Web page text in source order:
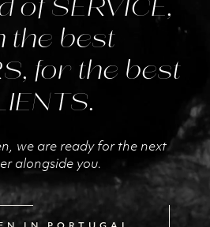
of SERVICE,
the best
for the best
we are ready for the next
alongside you.